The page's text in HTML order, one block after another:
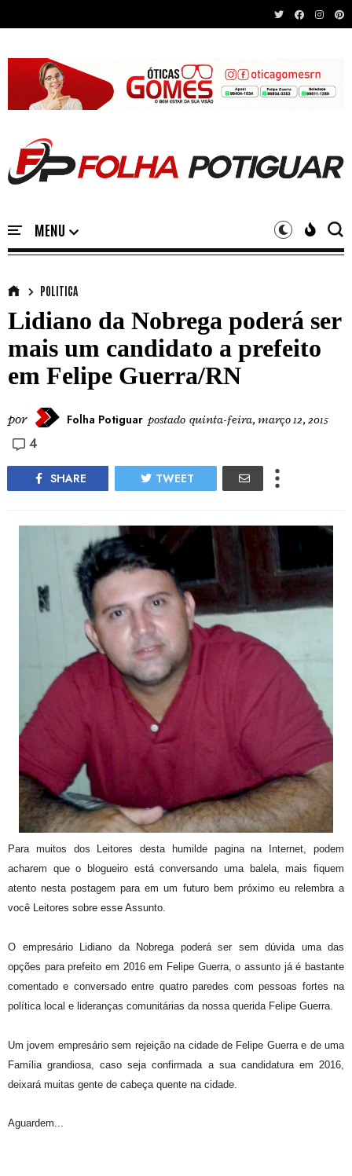
POLITICA
Lidiano da Nobrega poderá ser
mais um candidato a prefeito
em Felipe Guerra/RN
por Folha Potiguar postado quinta-feira, março 12, 2015
4
SHARE TWEET
Para muitos dos Leitores desta humilde pagina na Internet, podem
acharem que o blogueiro está conversando uma balela, mais fiquem
atento nesta postagem para em um futuro bem próximo eu relembra a
você Leitores sobre esse Assunto.
O empresário Lidiano da Nobrega poderá ser sem dúvida uma das
opções para prefeito em 2016 em Felipe Guerra, o assunto já é bastante
comentado e conversado entre quatro paredes com pessoas fortes na
política local e lideranças comunitárias da nossa querida Felipe Guerra.
Um jovem empresário sem rejeição na cidade de Felipe Guerra e de uma
Família grandiosa, caso seja confirmada a sua candidatura em 2016,
deixará muitas gente de cabeça quente na cidade.
Aguardem...